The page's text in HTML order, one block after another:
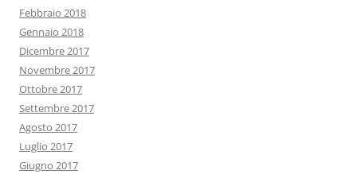
Febbraio 2018
Gennaio 2018
Dicembre 2017
Novembre 2017
Ottobre 2017
Settembre 2017
Agosto 2017
Luglio 2017
Giugno 2017